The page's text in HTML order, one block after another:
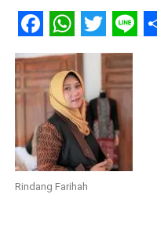
Facebook
WhatsApp
Twitter
Line
Rindang Farihah